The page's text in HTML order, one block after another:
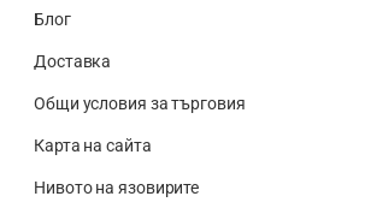
Блог
Доставка
Общи условия за търговия
Карта на сайта
Нивото на язовирите